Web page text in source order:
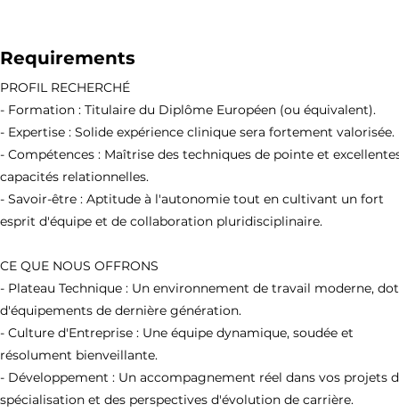
Requirements
PROFIL RECHERCHÉ
- Formation : Titulaire du Diplôme Européen (ou équivalent).
- Expertise : Solide expérience clinique sera fortement valorisée.
- Compétences : Maîtrise des techniques de pointe et
capacités relationnelles.
- Savoir-être : Aptitude à l'autonomie tout en cultivant un fort
esprit d'équipe et de collaboration pluridisciplinaire.
CE QUE NOUS OFFRONS
- Plateau Technique : Un environnement de travail moderne,
d'équipements de dernière génération.
- Culture d'Entreprise : Une équipe dynamique, soudée et
résolument bienveillante.
- Développement : Un accompagnement réel dans vos projets
spécialisation et des perspectives d'évolution de carrière.